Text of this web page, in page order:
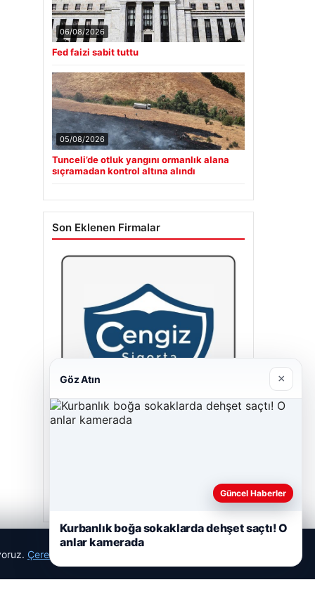
06/08/2026
Fed faizi sabit tuttu
05/08/2026
Tunceli’de otluk yangını ormanlık alana
sıçramadan kontrol altına alındı
Son Eklenen Firmalar
Çerez Politikamız
Göz Atın ×
Güncel Haberler
Kurbanlık boğa sokaklarda dehşet saçtı! O
anlar kamerada